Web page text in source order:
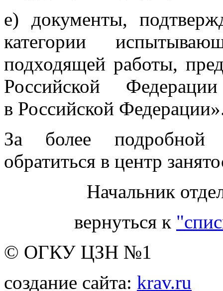
е) документы,
категории
подходящей работы,
Российской
в Российской
За более подробной
обратиться в центр
Начальник
вернуться к
© ОГКУ ЦЗН №1
создание сайта: krav.ru